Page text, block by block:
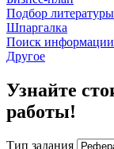
Подбор литературы
Шпаргалка
Поиск информации
Другое
Узнайте
работы!
Тип задания